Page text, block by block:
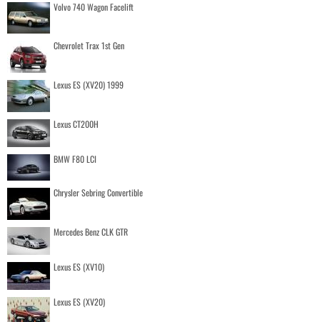
Volvo 740 Wagon Facelift
Chevrolet Trax 1st Gen
Lexus ES (XV20) 1999
Lexus CT200H
BMW F80 LCI
Chrysler Sebring Convertible
Mercedes Benz CLK GTR
Lexus ES (XV10)
Lexus ES (XV20)